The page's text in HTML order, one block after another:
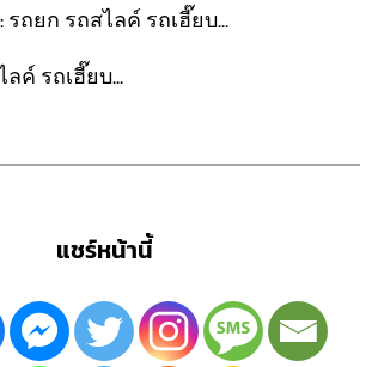
รถยก รถสไลค์ รถเฮี๊ยบ...
ค์ รถเฮี๊ยบ...
แชร์หน้านี้